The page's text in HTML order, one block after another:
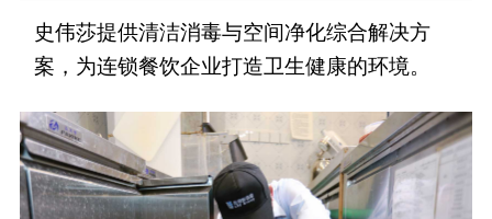
史伟莎提供清洁消毒与空间净化综合解决方
案，为连锁餐饮企业打造卫生健康的环境。